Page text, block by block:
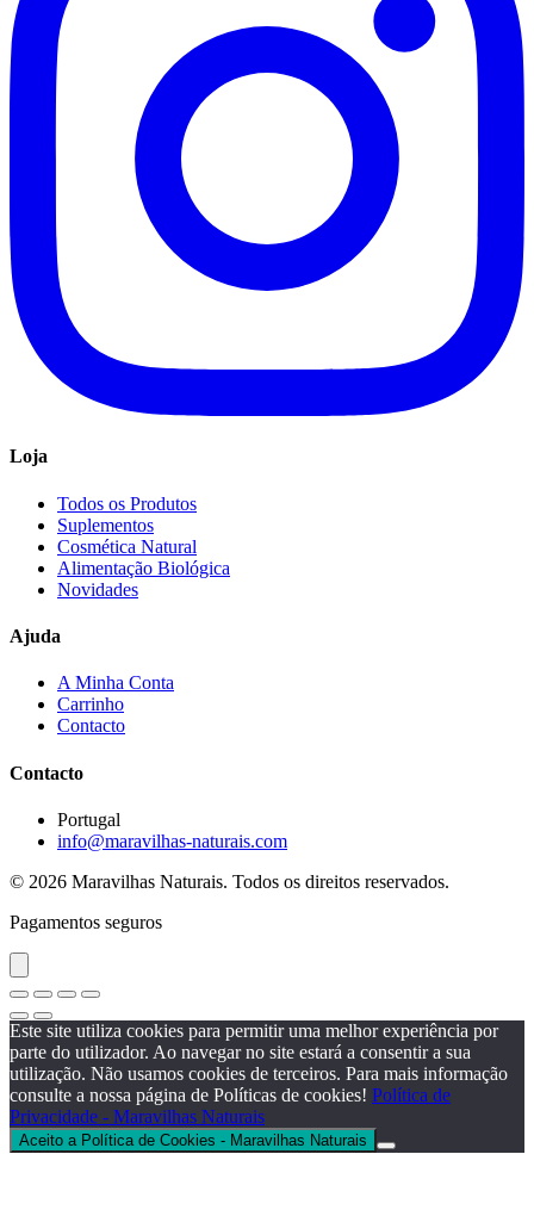
Loja
Todos os Produtos
Suplementos
Cosmética Natural
Alimentação Biológica
Novidades
Ajuda
A Minha Conta
Carrinho
Contacto
Contacto
Portugal
info@maravilhas-naturais.com
© 2026 Maravilhas Naturais. Todos os direitos reservados.
Pagamentos seguros
Este site utiliza cookies para permitir uma melhor experiência por
parte do utilizador. Ao navegar no site estará a consentir a sua
utilização. Não usamos cookies de terceiros. Para mais informação
consulte a nossa página de Políticas de cookies! Política de
Privacidade - Maravilhas Naturais
Aceito a Política de Cookies - Maravilhas Naturais